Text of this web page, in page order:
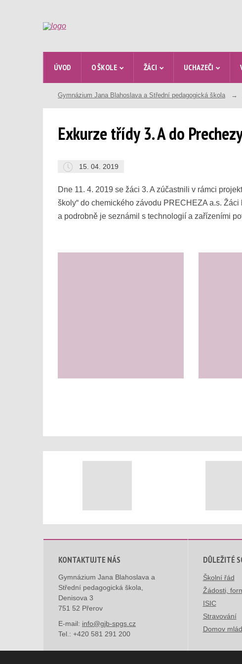
ÚVOD O ŠKOLE ŽÁCI UCHAZEČI
Gymnázium Jana Blahoslava a Střední pedagogická škola
Exkurze třídy 3. A do
15. 04. 2019
Dne 11. 4. 2019 se žáci 3. A zúčastnili v rámci
školy“ do chemického závodu PRECHEZA a.s.
a podrobně je seznámil s technologií a zařízeními
KONTAKTUJTE NÁS
Gymnázium Jana Blahoslava a
Střední pedagogická škola,
Denisova 3
751 52 Přerov
E-mail: info@gjb-spgs.cz
Tel.: +420 581 291 200
DŮLEŽITÉ
Školní řád
Žádosti,
ISIC
Stravování
Domov